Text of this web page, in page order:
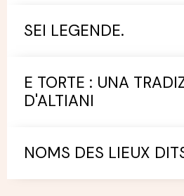
SEI LEGENDE.
E TORTE : UNA
D'ALTIANI
NOMS DES LIEUX